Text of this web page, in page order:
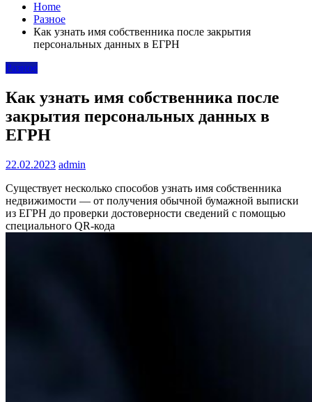
Home
Разное
Как узнать имя собственника после закрытия
персональных данных в ЕГРН
Разное
Как узнать имя собственника после
закрытия персональных данных в
ЕГРН
22.02.2023 admin
Существует несколько способов узнать имя собственника
недвижимости — от получения обычной бумажной выписки
из ЕГРН до проверки достоверности сведений с помощью
специального QR-кода